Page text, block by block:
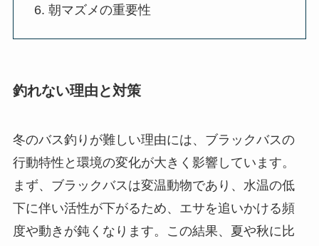
朝マズメの重要性
釣れない理由と対策
冬のバス釣りが難しい理由には、ブラックバスの
行動特性と環境の変化が大きく影響しています。
まず、ブラックバスは変温動物であり、水温の低
下に伴い活性が下がるため、エサを追いかける頻
度や動きが鈍くなります。この結果、夏や秋に比